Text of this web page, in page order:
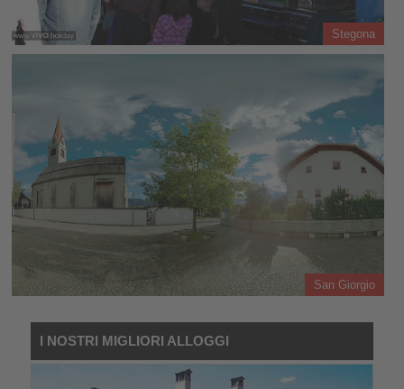
Stegona
San Giorgio
I NOSTRI MIGLIORI ALLOGGI